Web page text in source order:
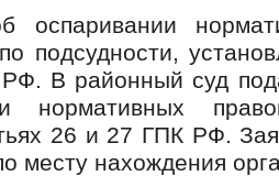
оспаривании
подсудности,
В районный суд
нормативных
26 и 27 ГПК РФ.
месту нахождения